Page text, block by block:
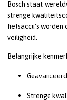
Bosch staat
strenge
fietsaccu’s worden
veiligheid.
Belangrijke
Strenge